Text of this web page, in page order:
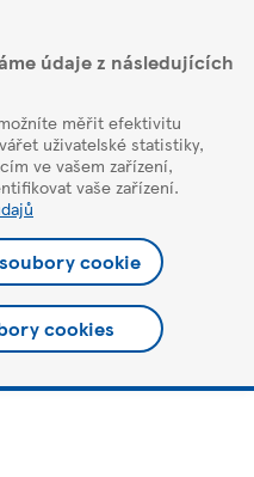
údaje z následujících
měřit efektivitu
uživatelské statistiky,
ve vašem zařízení,
vaše zařízení.
cookie
cookies